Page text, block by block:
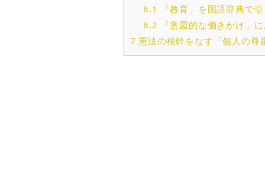
6.1
「教育」を国語辞典で
6.2 「意図的な働きかけ」
7 憲法の根幹をなす「個人の尊